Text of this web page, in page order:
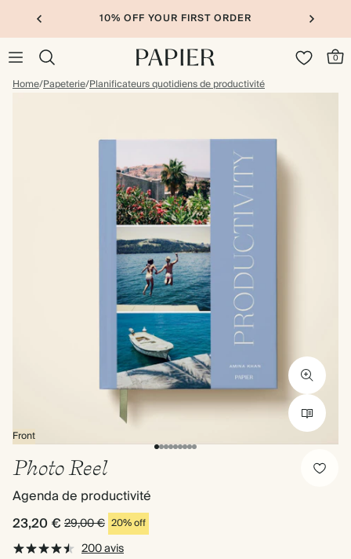
10% OFF YOUR FIRST ORDER
0
Home/Papeterie/Planificateurs quotidiens de productivité
Front
Photo Reel
Agenda de productivité
23,20 € 29,00 € 20% off
200 avis